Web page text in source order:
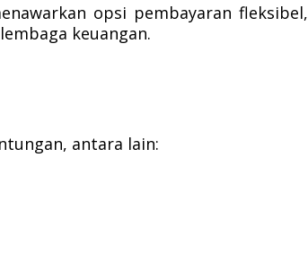
opsi pembayaran fleksibel,
keuangan.
antara lain: